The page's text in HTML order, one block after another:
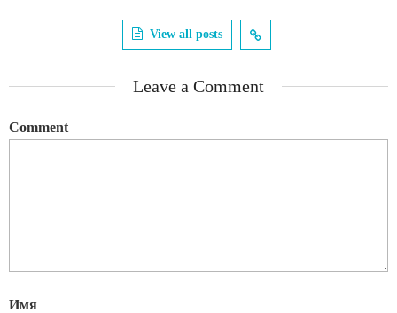
View all posts
Leave a Comment
Comment
Имя